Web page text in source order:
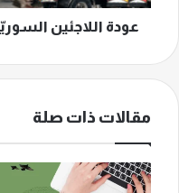
عودة اللاجئين
مقالات ذات صلة